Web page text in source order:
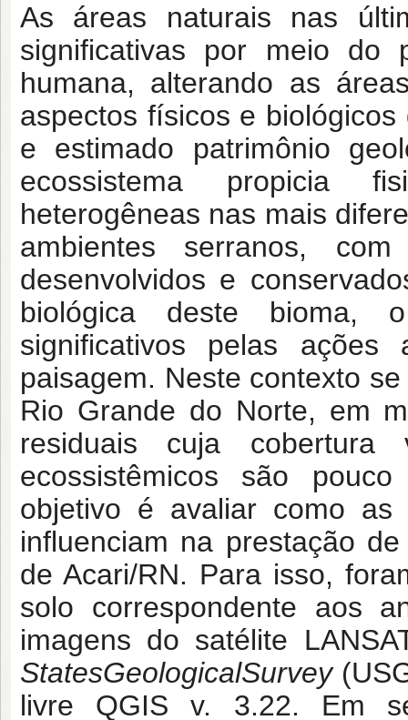
As áreas naturais nas
significativas por meio do
humana, alterando as
aspectos físicos e
e estimado patrimônio
ecossistema propicia
heterogêneas nas mais
ambientes serranos,
desenvolvidos e
biológica deste bioma,
significativos pelas
paisagem. Neste contexto
Rio Grande do Norte, em
residuais cuja
ecossistêmicos são
objetivo é avaliar como
influenciam na prestação
de Acari/RN. Para isso,
solo correspondente aos
imagens do satélite
StatesGeologicalSurvey
livre QGIS v. 3.22. Em